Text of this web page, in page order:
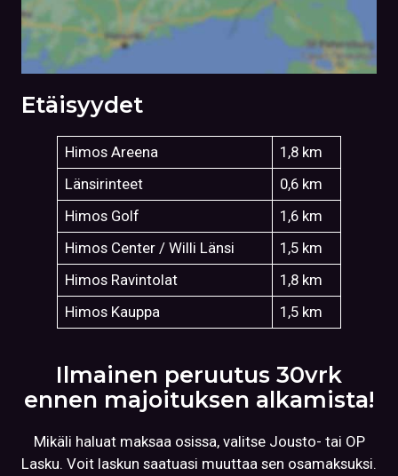
Etäisyydet
Himos Areena
1,8 km
Länsirinteet
0,6 km
Himos Golf
1,6 km
Himos Center / Willi Länsi
1,5 km
Himos Ravintolat
1,8 km
Himos Kauppa
1,5 km
Ilmainen peruutus 30vrk
ennen majoituksen alkamista!
Mikäli haluat maksaa osissa, valitse Jousto- tai OP
Lasku. Voit laskun saatuasi muuttaa sen osamaksuksi.